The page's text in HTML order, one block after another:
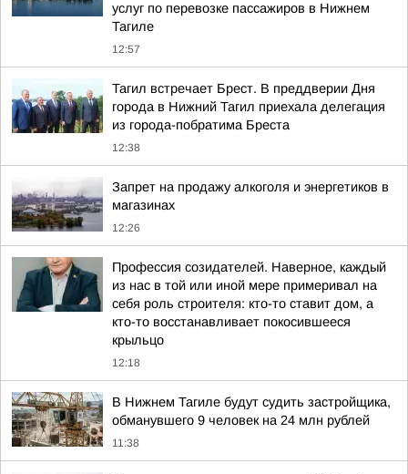
услуг по перевозке пассажиров в Нижнем
Тагиле
12:57
Тагил встречает Брест. В преддверии Дня
города в Нижний Тагил приехала делегация
из города-побратима Бреста
12:38
Запрет на продажу алкоголя и энергетиков в
магазинах
12:26
Профессия созидателей. Наверное, каждый
из нас в той или иной мере примеривал на
себя роль строителя: кто-то ставит дом, а
кто-то восстанавливает покосившееся
крыльцо
12:18
В Нижнем Тагиле будут судить застройщика,
обманувшего 9 человек на 24 млн рублей
11:38